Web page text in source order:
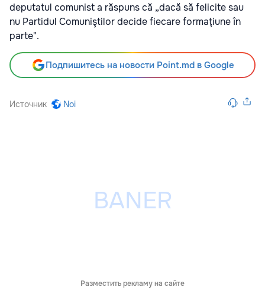
deputatul comunist a răspuns că „dacă să felicite sau
nu Partidul Comuniştilor decide fiecare formaţiune în
parte".
Подпишитесь на новости Point.md в Google
Источник Noi
Разместить рекламу на сайте